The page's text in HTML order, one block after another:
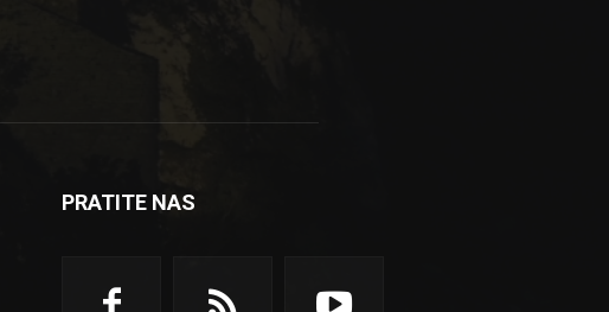
PRATITE NAS